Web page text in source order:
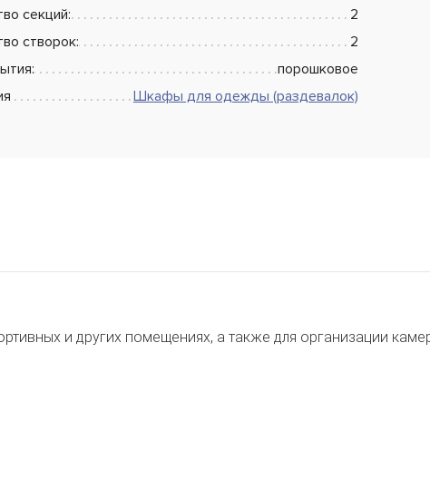
секций:
2
створок:
2
порошковое
Шкафы для одежды (раздевалок)
и других помещениях, а также для организации